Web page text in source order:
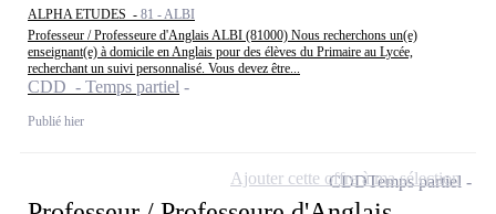
ALPHA ETUDES - 81 - ALBI
Professeur / Professeure d'Anglais ALBI (81000) Nous recherchons un(e)
enseignant(e) à domicile en Anglais pour des élèves du Primaire au Lycée,
recherchant un suivi personnalisé. Vous devez être...
CDD - Temps partiel
Publié hier
CDDTemps partiel
Ajouter cette offre à ma sélection